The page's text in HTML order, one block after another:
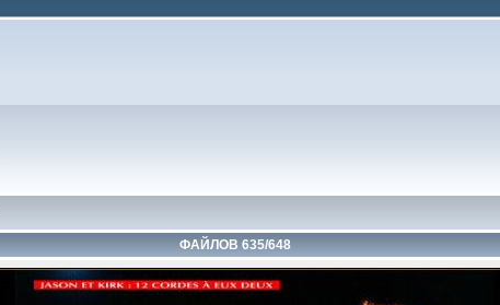
ФАЙЛОВ 635/648